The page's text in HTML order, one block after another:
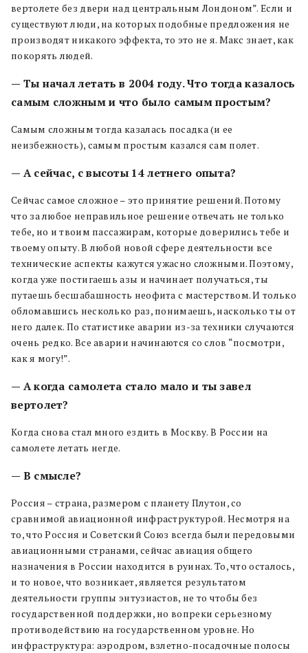
вертолете без двери над центральным Лондоном”. Если и
существуют люди, на которых подобные предложения не
производят никакого эффекта, то это не я. Макс знает, как
покорять людей.
— Ты начал летать в 2004 году. Что тогда казалось
самым сложным и что было самым простым?
Самым сложным тогда казалась посадка (и ее
неизбежность), самым простым казался сам полет.
— А сейчас, с высоты 14 летнего опыта?
Сейчас самое сложное – это принятие решений. Потому
что за любое неправильное решение отвечать не только
тебе, но и твоим пассажирам, которые доверились тебе и
твоему опыту. В любой новой сфере деятельности все
технические аспекты кажутся ужасно сложными. Поэтому,
когда уже постигаешь азы и начинает получаться, ты
путаешь бесшабашность неофита с мастерством. И только
обломавшись несколько раз, понимаешь, насколько ты от
него далек. По статистике аварии из-за техники случаются
очень редко. Все аварии начинаются со слов “посмотри,
как я могу!”.
— А когда самолета стало мало и ты завел
вертолет?
Когда снова стал много ездить в Москву. В России на
самолете летать негде.
— В смысле?
Россия – страна, размером с планету Плутон, со
сравнимой авиационной инфраструктурой. Несмотря на
то, что Россия и Советский Союз всегда были передовыми
авиационными странами, сейчас авиация общего
назначения в России находится в руинах. То, что осталось,
и то новое, что возникает, является результатом
деятельности группы энтузиастов, не то чтобы без
государственной поддержки, но вопреки серьезному
противодействию на государственном уровне. Но
инфраструктура: аэродром, взлетно-посадочные полосы